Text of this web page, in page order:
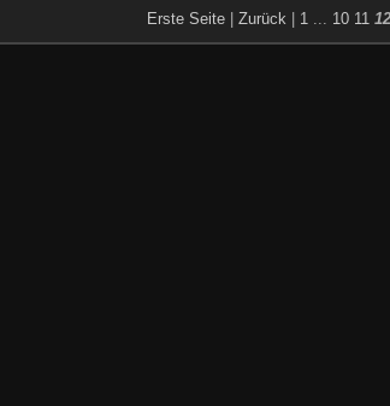
Erste Seite| Zurück | 1 10 11 12